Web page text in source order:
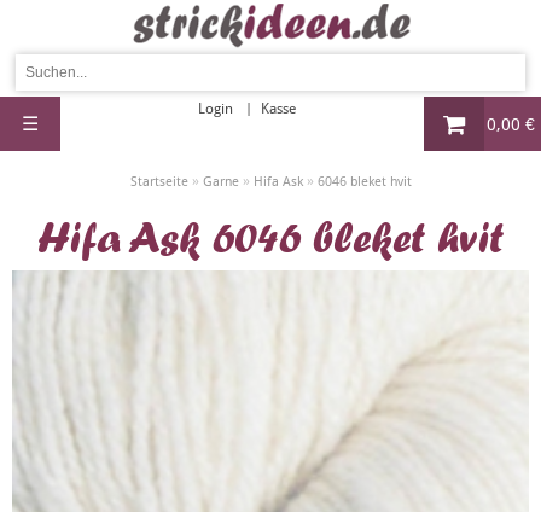
0,00 €
Login Kasse
☰
Startseite» Garne» Hifa Ask» 6046 bleket hvit
Hifa Ask 6046 bleket hvit